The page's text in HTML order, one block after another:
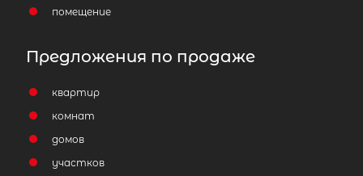
Ленинградская область,
поселение, коттеджный посёлок
Гранит, Пехотная улица, 30
помещение
Предложения по продаже
квартир
комнат
домов
участков